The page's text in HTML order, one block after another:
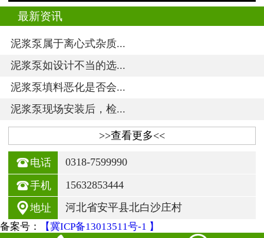
最新资讯
泥浆泵属于离心式杂质...
泥浆泵如设计不当的选...
泥浆泵填料恶化是否会...
泥浆泵现场安装后，检...
>>查看更多<<
电话 0318-7599990
手机 15632853444
地址 河北省安平县北白沙庄村
备案号： 【冀ICP备13013511号-1 】